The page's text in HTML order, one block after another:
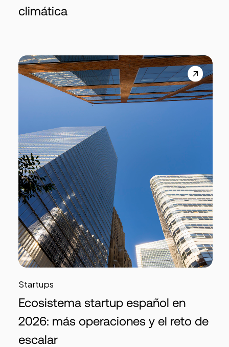
climática
Startups
Ecosistema startup español en
2026: más operaciones y el reto de
escalar